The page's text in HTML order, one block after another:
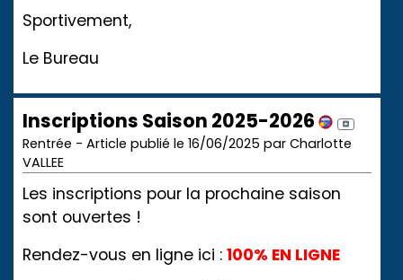
Sportivement,
Le Bureau
Inscriptions Saison 2025-2026
Rentrée - Article publié le 16/06/2025 par Charlotte
VALLEE
Les inscriptions pour la prochaine saison
sont ouvertes !
Rendez-vous en ligne ici : 100% EN LIGNE